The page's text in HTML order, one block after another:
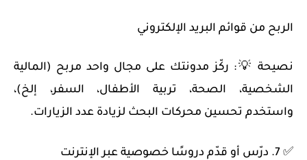
الربح من قوائم البريد الإلكتروني
نصيحة 💡: ركّز مدونتك على مجال واحد مربح (المالية
الشخصية، الصحة، تربية الأطفال، السفر، إلخ)،
واستخدم تحسين محركات البحث لزيادة عدد الزيارات.
✅ 7. درّس أو قدّم دروسًا خصوصية عبر الإنترنت